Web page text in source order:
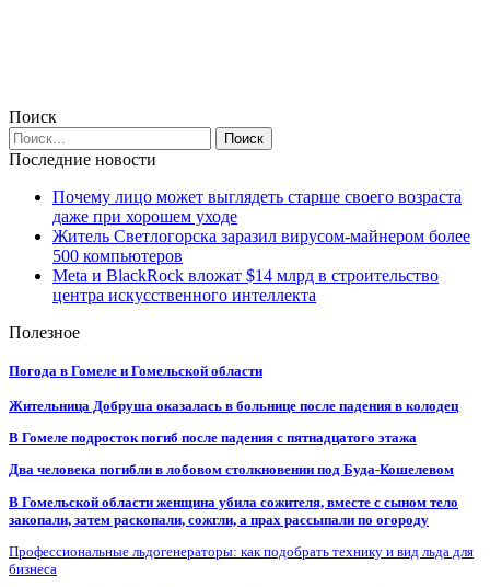
Поиск
Последние новости
Почему лицо может выглядеть старше своего возраста
даже при хорошем уходе
Житель Светлогорска заразил вирусом-майнером более
500 компьютеров
Meta и BlackRock вложат $14 млрд в строительство
центра искусственного интеллекта
Полезное
Погода в Гомеле и Гомельской области
Жительница Добруша оказалась в больнице после падения в колодец
В Гомеле подросток погиб после падения с пятнадцатого этажа
Два человека погибли в лобовом столкновении под Буда-Кошелевом
В Гомельской области женщина убила сожителя, вместе с сыном тело
закопали, затем раскопали, сожгли, а прах рассыпали по огороду
Профессиональные льдогенераторы: как подобрать технику и вид льда для
бизнеса